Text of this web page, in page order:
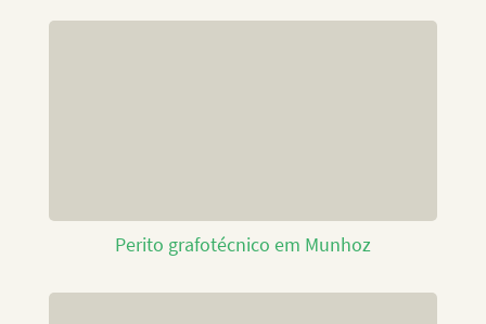
Perito grafotécnico em Munhoz